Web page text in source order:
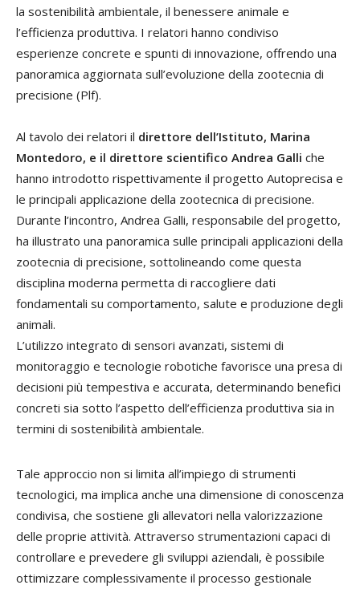
la sostenibilità ambientale, il benessere animale e
l’efficienza produttiva. I relatori hanno condiviso
esperienze concrete e spunti di innovazione, offrendo una
panoramica aggiornata sull’evoluzione della zootecnia di
precisione (Plf).
Al tavolo dei relatori il direttore dell’Istituto, Marina
Montedoro, e il direttore scientifico Andrea Galli che
hanno introdotto rispettivamente il progetto Autoprecisa e
le principali applicazione della zootecnica di precisione.
Durante l’incontro, Andrea Galli, responsabile del progetto,
ha illustrato una panoramica sulle principali applicazioni della
zootecnia di precisione, sottolineando come questa
disciplina moderna permetta di raccogliere dati
fondamentali su comportamento, salute e produzione degli
animali.
L’utilizzo integrato di sensori avanzati, sistemi di
monitoraggio e tecnologie robotiche favorisce una presa di
decisioni più tempestiva e accurata, determinando benefici
concreti sia sotto l’aspetto dell’efficienza produttiva sia in
termini di sostenibilità ambientale.
Tale approccio non si limita all’impiego di strumenti
tecnologici, ma implica anche una dimensione di conoscenza
condivisa, che sostiene gli allevatori nella valorizzazione
delle proprie attività. Attraverso strumentazioni capaci di
controllare e prevedere gli sviluppi aziendali, è possibile
ottimizzare complessivamente il processo gestionale